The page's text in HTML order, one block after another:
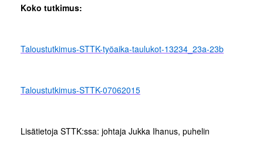
Koko tutkimus:
Taloustutkimus-STTK-työaika-taulukot-13234_23a-23b
Taloustutkimus-STTK-07062015
Lisätietoja STTK:ssa: johtaja Jukka Ihanus, puhelin